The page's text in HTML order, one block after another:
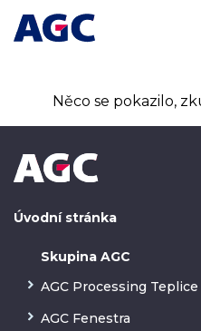
Něco se pokazilo,
Úvodní stránka
Skupina AGC
AGC Processing Teplice
AGC Fenestra